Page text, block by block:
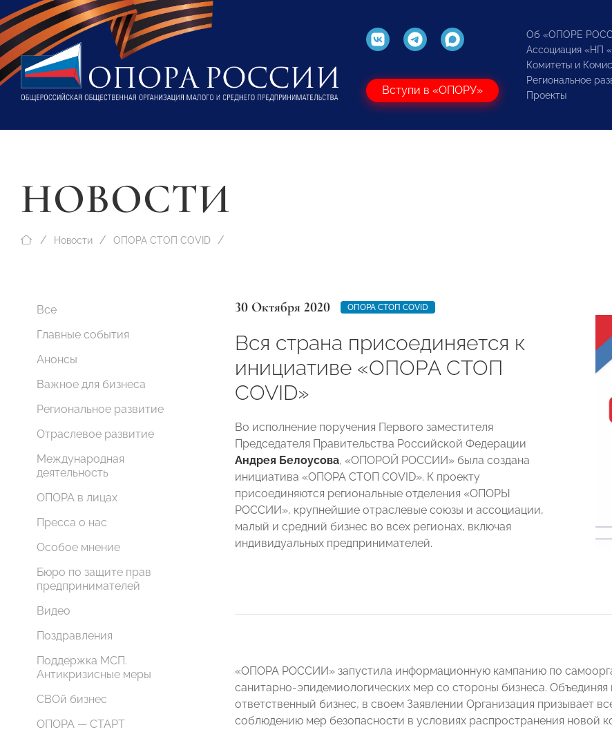
Вступи в «ОПОРУ»
Об «ОПОРЕ
Ассоциация «НП
Комитеты и
Региональное
Проекты
НОВОСТИ
Новости ОПОРА СТОП COVID
Все
Главные события
Анонсы
Важное для бизнеса
Региональное развитие
Отраслевое развитие
Международная
деятельность
ОПОРА в лицах
Пресса о нас
Особое мнение
Бюро по защите прав
предпринимателей
Видео
Поздравления
Поддержка МСП.
Антикризисные меры
СВОй бизнес
ОПОРА — СТАРТ
30 Октября 2020 ОПОРА СТОП COVID
Вся страна присоединяется к
инициативе «ОПОРА СТОП
COVID»
Во исполнение поручения Первого заместителя
Председателя Правительства Российской Федерации
Андрея Белоусова, «ОПОРОЙ РОССИИ» была создана
инициатива «ОПОРА СТОП COVID». К проекту
присоединяются региональные отделения «ОПОРЫ
РОССИИ», крупнейшие отраслевые союзы и ассоциации,
малый и средний бизнес во всех регионах, включая
индивидуальных предпринимателей.
«ОПОРА РОССИИ» запустила информационную кампанию по
санитарно-эпидемиологических мер со стороны бизнеса.
ответственный бизнес, в своем Заявлении Организация призывает
соблюдению мер безопасности в условиях распространения новой